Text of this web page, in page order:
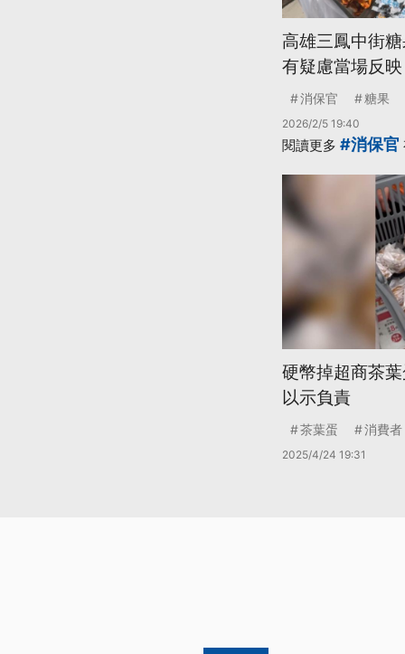
高雄三鳳中街
有疑慮當場反映
消保官 糖果
2026/2/5 19:40
閱讀更多 #消保官
硬幣掉超商茶
以示負責
茶葉蛋 消費者
2025/4/24 19:31